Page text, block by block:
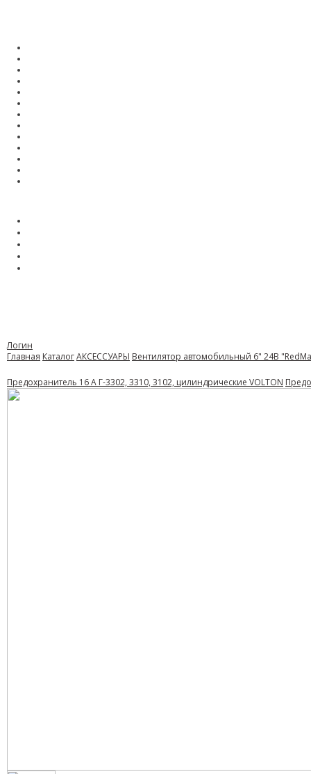
Логин
Главная КаталогАКСЕССУАРЫ Вентилятор автомобильный 6" 24В
Предохранитель 16 A Г-3302, 3310, 3102, цилиндрические VOLTON